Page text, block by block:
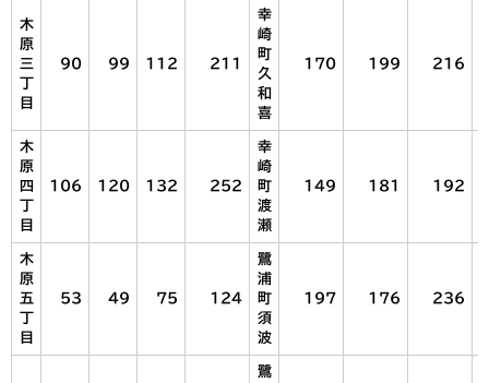
木
原
三
目
90 99 112 211
幸
崎
町
久
和
喜
170 199 216
木
原
四
目
106 120 132 252
幸
崎
町
渡
瀬
149 181 192
木
原
五
目
53 49 75 124
鷺
浦
町
須
波
197 176 236
鷺